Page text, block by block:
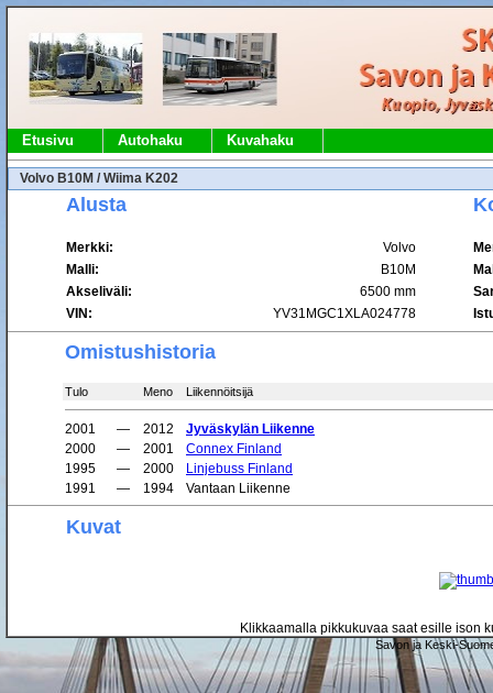
Etusivu Autohaku Kuvahaku
Volvo B10M / Wiima K202
Alusta
Merkki: Volvo
Malli:
B10M
Akseliväli:
6500 mm
VIN:
YV31MGC1XLA024778
Omistushistoria
Tulo Meno Liikennöitsijä
2001 — 2012
Jyväskylän Liikenne
2000
— 2001
Connex Finland
1995
— 2000
Linjebuss Finland
1991
— 1994 Vantaan Liikenne
Kuvat
Klikkaamalla pikkukuvaa saat esille ison
Savon ja Keski-